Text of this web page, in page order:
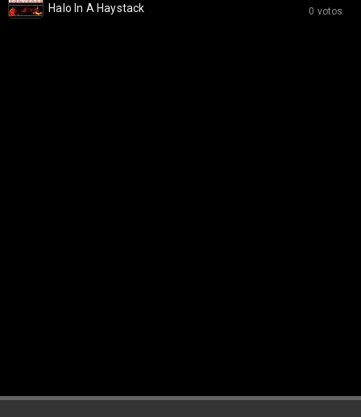
0 votos
Halo In A Haystack